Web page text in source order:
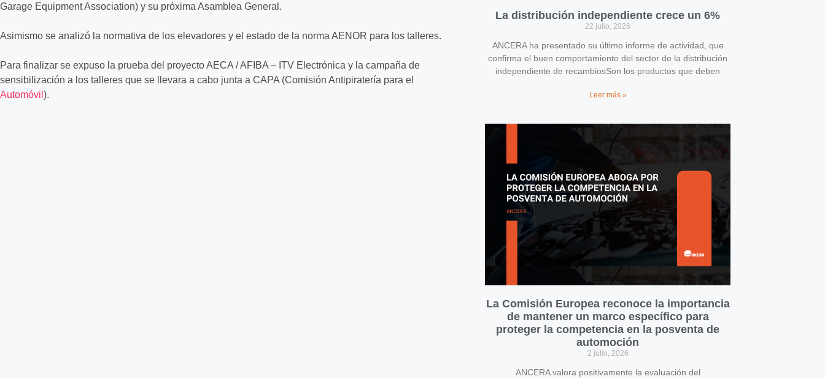
Garage Equipment Association) y su próxima Asamblea General.
Asimismo se analizó la normativa de los elevadores y el estado de la norma AENOR para los talleres.
Para finalizar se expuso la prueba del proyecto AECA / AFIBA – ITV Electrónica y la campaña de
sensibilización a los talleres que se llevara a cabo junta a CAPA (Comisión Antipiratería para el
Automóvil ).
La distribución independiente crece un 6%
22 julio, 2026
ANCERA ha presentado su último informe de actividad, que
confirma el buen comportamiento del sector de la distribución
independiente de recambiosSon los productos que deben
Leer más »
La Comisión Europea reconoce la importancia
de mantener un marco específico para
proteger la competencia en la posventa de
automoción
2 julio, 2026
ANCERA valora positivamente la evaluación del